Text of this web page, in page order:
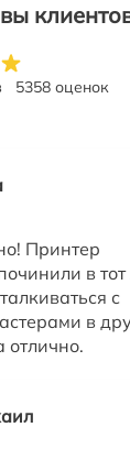
5358 оценок
Принтер
в
с
в
отлично.